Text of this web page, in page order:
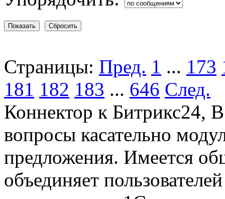
Страницы: Пред. 1 ... 173
181 182 183 ... 646 След.
Коннектор к Битрикс24,
вопросы касательно
предложения. Имеется
объединяет